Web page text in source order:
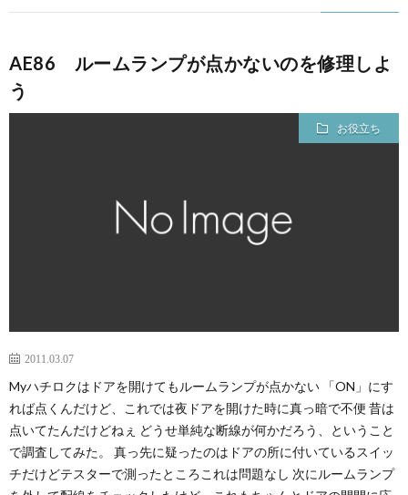
AE86 ルームランプが点かないのを修理しよ
う
お役立ち
2011.03.07
Myハチロクはドアを開けてもルームランプが点かない 「ON」にす
れば点くんだけど、これでは夜ドアを開けた時に真っ暗で不便 昔は
点いてたんだけどねぇ どうせ単純な断線が何かだろう、ということ
で調査してみた。 真っ先に疑ったのはドアの所に付いているスイッ
チだけどテスターで測ったところこれは問題なし 次にルームランプ